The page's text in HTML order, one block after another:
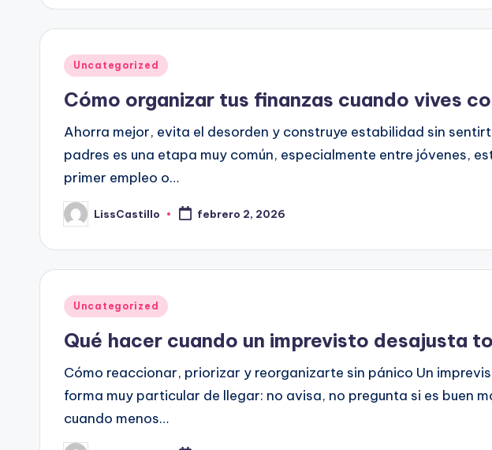
Publicado
Uncategorized
Cómo organizar tus finanzas cuando vives
Ahorra mejor, evita el desorden y construye estabilidad sin
padres es una etapa muy común, especialmente entre jóvenes,
primer empleo o…
Publicado
por
LissCastillo febrero 2, 2026
Publicado
Uncategorized
Qué hacer cuando un imprevisto desajusta
Cómo reaccionar, priorizar y reorganizarte sin pánico Un
forma muy particular de llegar: no avisa, no pregunta si es buen
cuando menos…